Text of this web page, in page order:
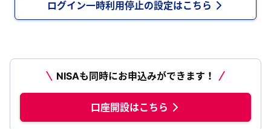
ログイン一時利用停止の設定はこちら
NISAも同時にお申込みができます！
口座開設はこちら